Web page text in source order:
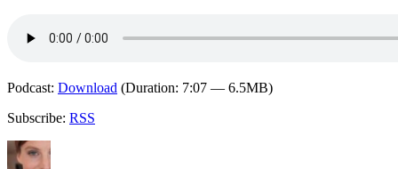
Podcast: Download (Duration: 7:07 — 6.5MB)
Subscribe: RSS
Autor